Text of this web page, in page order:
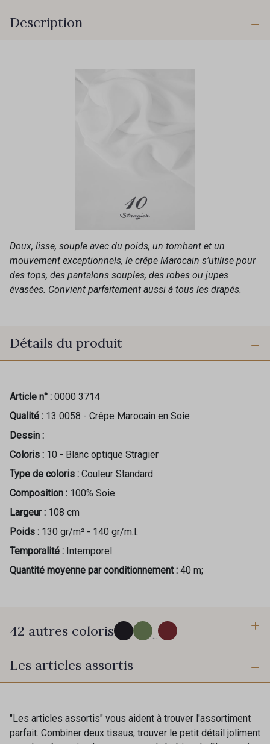
Description
Doux, lisse, souple avec du poids, un tombant et un
mouvement exceptionnels, le crêpe Marocain s’utilise pour
des tops, des pantalons souples, des robes ou jupes
évasées. Convient parfaitement aussi à tous les drapés.
Détails du produit
Article n° : 0000 3714
Qualité : 13 0058 - Crêpe Marocain en Soie
Dessin :
Coloris : 10 - Blanc optique Stragier
Type de coloris : Couleur Standard
Composition : 100% Soie
Largeur : 108 cm
Poids : 130 gr/m² - 140 gr/m.l.
Temporalité : Intemporel
Quantité moyenne par conditionnement : 40 m;
42 autres coloris ...
280 - Black
Les articles assortis
"Les articles assortis" vous aident à trouver l'assortiment
parfait. Combiner deux tissus, trouver le petit détail joliment